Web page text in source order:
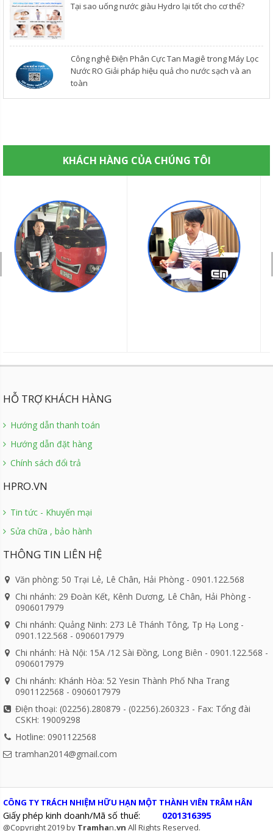
​Tại sao uống nước giàu Hydro lại tốt cho cơ thể?
Công nghệ Điện Phân Cực Tan Magiê trong Máy Lọc
Nước RO Giải pháp hiệu quả cho nước sạch và an
toàn
KHÁCH HÀNG CỦA CHÚNG TÔI
HỖ TRỢ KHÁCH HÀNG
Hướng dẫn thanh toán
Hướng dẫn đặt hàng
Chính sách đổi trả
HPRO.VN
Tin tức - Khuyến mại
Sửa chữa , bảo hành
THÔNG TIN LIÊN HỆ
Văn phòng: 50 Trại Lẻ, Lê Chân, Hải Phòng - 0901.122.568
Chi nhánh: 29 Đoàn Kết, Kênh Dương, Lê Chân, Hải Phòng -
0906017979
Chi nhánh: Quảng Ninh: 273 Lê Thánh Tông, Tp Hạ Long -
0901.122.568 - 0906017979
Chi nhánh: Hà Nội: 15A /12 Sài Đồng, Long Biên - 0901.122.568 -
0906017979
Chi nhánh: Khánh Hòa: 52 Yesin Thành Phố Nha Trang
0901122568 - 0906017979
Điện thoại: (02256).280879 - (02256).260323 - Fax: Tổng đài
CSKH: 19009298
Hotline: 0901122568
tramhan2014@gmail.com
CÔNG TY TRÁCH NHIỆM HỮU HẠN MỘT THÀNH VIÊN TRÂM HÂN
Giấy phép kinh doanh/Mã số thuế: 0201316395
@Copyright 2019 by Tramhan.vn All Rights Reserved.